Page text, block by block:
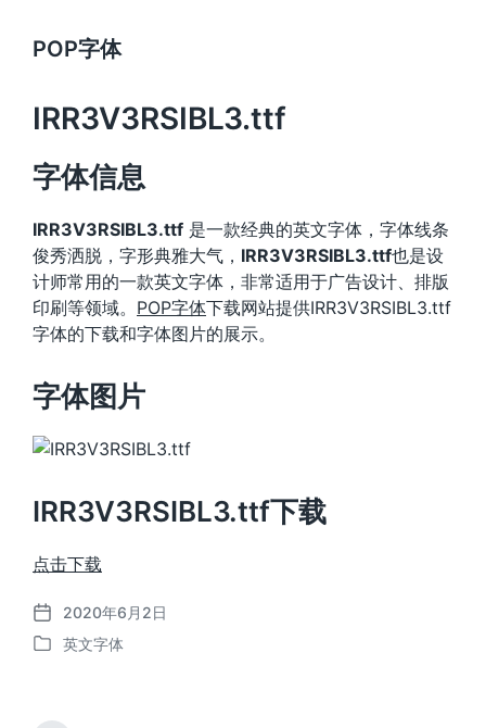
POP字体
IRR3V3RSIBL3.ttf
字体信息
IRR3V3RSIBL3.ttf 是一款经典的英文字体，字体线条
俊秀洒脱，字形典雅大气， IRR3V3RSIBL3.ttf也是设
计师常用的一款英文字体，非常适用于广告设计、排版
印刷等领域。 POP字体下载网站提供IRR3V3RSIBL3.ttf
字体的下载和字体图片的展示。
字体图片
IRR3V3RSIBL3.ttf下载
点击下载
发
布
2020年6月2日
发
英文字体